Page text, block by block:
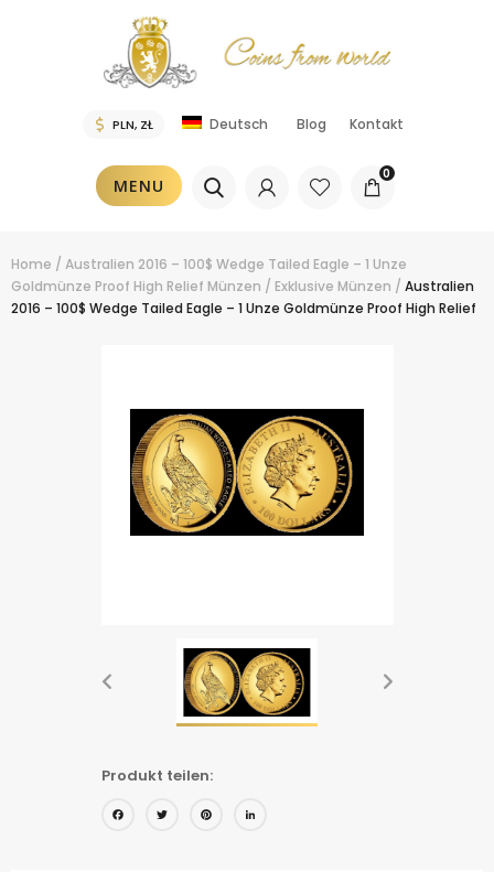
Deutsch Blog Kontakt
MENU
0
Home / Australien 2016 – 100$ Wedge Tailed Eagle – 1 Unze
Goldmünze Proof High Relief Münzen / Exklusive Münzen / Australien
2016 – 100$ Wedge Tailed Eagle – 1 Unze Goldmünze Proof High Relief
Produkt teilen:
Facebook
TwitterPinterest